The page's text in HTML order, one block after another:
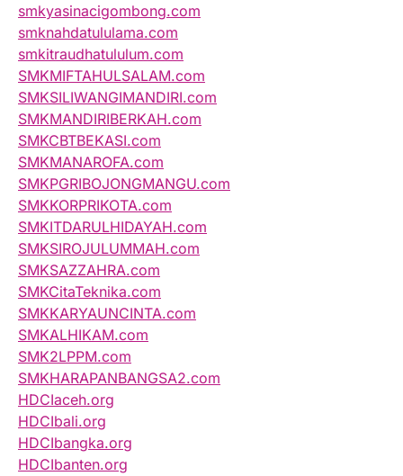
smkyasinacigombong.com
smknahdatululama.com
smkitraudhatululum.com
SMKMIFTAHULSALAM.com
SMKSILIWANGIMANDIRI.com
SMKMANDIRIBERKAH.com
SMKCBTBEKASI.com
SMKMANAROFA.com
SMKPGRIBOJONGMANGU.com
SMKKORPRIKOTA.com
SMKITDARULHIDAYAH.com
SMKSIROJULUMMAH.com
SMKSAZZAHRA.com
SMKCitaTeknika.com
SMKKARYAUNCINTA.com
SMKALHIKAM.com
SMK2LPPM.com
SMKHARAPANBANGSA2.com
HDCIaceh.org
HDCIbali.org
HDCIbangka.org
HDCIbanten.org